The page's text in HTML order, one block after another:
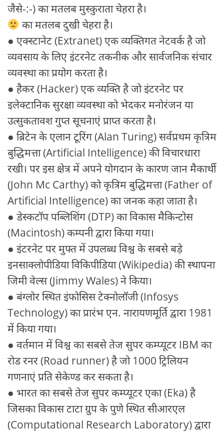
जैसे-:-) का मतलब मुस्कुराता चेहरा है।
का मतलब दुखी चेहरा है।
● एक्स्टानेट (Extranet) एक व्यक्तिगत नेटवर्क है जो
व्यवसाय के लिए इंटरनेट तकनीक और सार्वजनिक संचार
व्यवस्था का प्रयोग करता है।
● हैकर (Hacker) एक व्यक्ति है जो इंटरनेट पर
इलेक्टानिक सुरक्षा व्यवस्था को भेदकर मनोरंजन या
उत्सुकतावश गुप्त सूचनाएं प्राप्त करता है।
● ब्रिटेन के एलान टूरिंग (Alan Turing) सर्वप्रथम कृत्रिम
बुद्धिमत्ता (Artificial Intelligence) की विचारधारा
रखी। पर इस क्षेत्र में अपने योगदान के कारण जान मैकार्थी
(John Mc Carthy) को कृत्रिम बुद्धिमत्ता (Father of
Artificial Intelligence) का जनक कहा जाता है।
● डेस्कटॉप पब्लिशिंग (DTP) का विकास मैकिन्टोस
(Macintosh) कम्पनी द्वारा किया गया।
● इंटरनेट पर मुफ्त में उपलब्ध विश्व के सबसे बड़े
इनसाक्लोपीडिया विकिपीडिया (Wikipedia) की स्थापना
जिमी वेल्स (Jimmy Wales) ने किया।
● बंग्लोर स्थित इंफोसिस टेक्नोलॉजी (Infosys
Technology) का प्रारंभ एन. नारायणमूर्ति द्वारा 1981
में किया गया।
● वर्तमान में विश्व का सबसे तेज सुपर कम्प्यूटर IBM का
रोड रनर (Road runner) है जो 1000 ट्रिलियन
गणनाएं प्रति सेकेण्ड कर सकता है।
● भारत का सबसे तेज सुपर कम्प्यूटर एका (Eka) है
जिसका विकास टाटा ग्रुप के पुणे स्थित सीआरएल
(Computational Research Laboratory) द्वारा